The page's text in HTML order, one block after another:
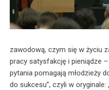
zawodową, czym się w życiu
pracy satysfakcję i pieniądze
pytania pomagają młodzieży
do sukcesu”, czyli w